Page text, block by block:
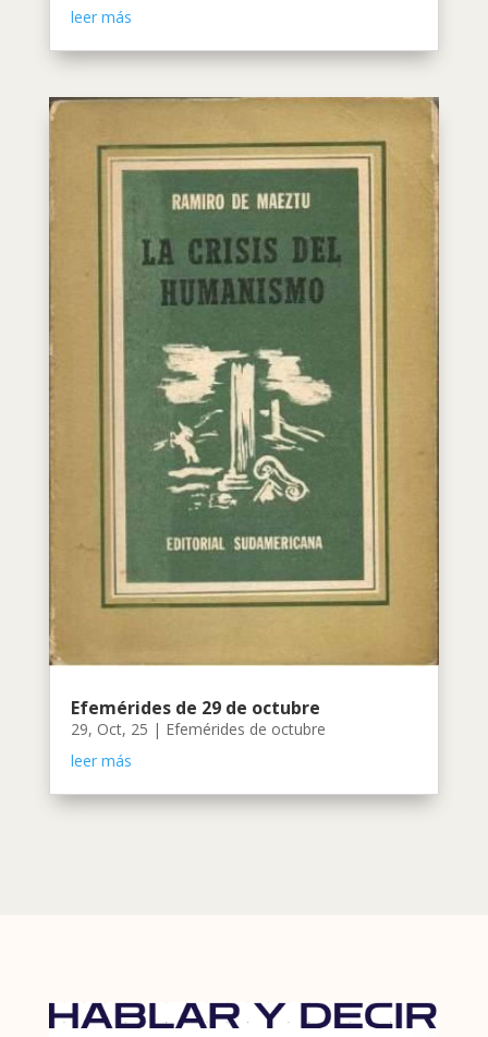
leer más
Efemérides de 29 de octubre
29, Oct, 25 | Efemérides de octubre
leer más